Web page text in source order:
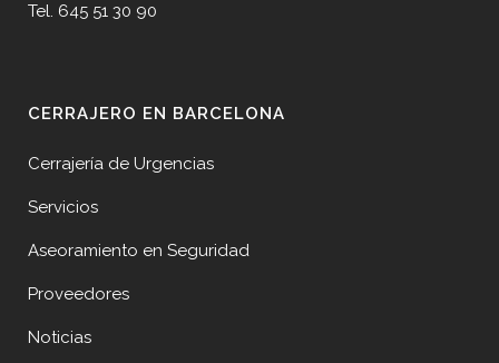
Tel. 645 51 30 90
CERRAJERO EN BARCELONA
Cerrajería de Urgencias
Servicios
Aseoramiento en Seguridad
Proveedores
Noticias